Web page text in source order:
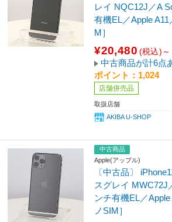
レイ NQC12J／A
有機EL／Apple
M］
¥20,480 (税込)～
中古商品が計6点
ポイント：1,024
店舗併売品
取扱店舗
AKIBA U-SHOP
中古商品
Apple(アップル)
〔中古品〕
スグレイ MWC72J
ンチ有機EL／
ノSIM］